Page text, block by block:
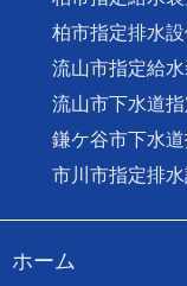
柏市指定排水
流山市指定給
流山市下水道
鎌ケ谷市下水
市川市指定排
ホーム